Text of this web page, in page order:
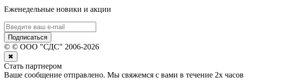
Еженедельные новики и акции
Подписаться
© © ООО "СДС" 2006-2026
✖
Стать партнером
Ваше сообщение отправлено. Мы свяжемся с вами в течение 2х часов